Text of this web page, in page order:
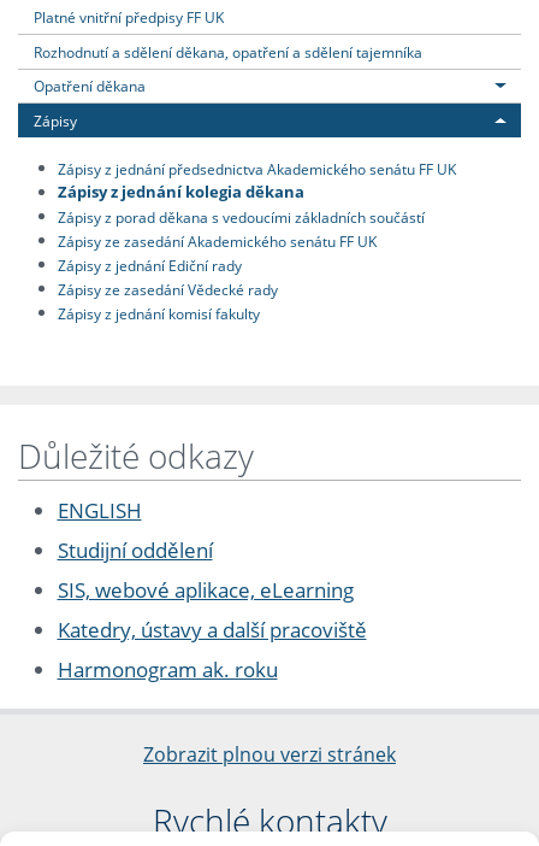
Platné vnitřní předpisy FF UK
Rozhodnutí a sdělení děkana, opatření a sdělení tajemníka
Opatření děkana
Zápisy
Zápisy z jednání předsednictva Akademického senátu FF UK
Zápisy z jednání kolegia děkana
Zápisy z porad děkana s vedoucími základních součástí
Zápisy ze zasedání Akademického senátu FF UK
Zápisy z jednání Ediční rady
Zápisy ze zasedání Vědecké rady
Zápisy z jednání komisí fakulty
Důležité odkazy
ENGLISH
Studijní oddělení
SIS, webové aplikace, eLearning
Katedry, ústavy a další pracoviště
Harmonogram ak. roku
Zobrazit plnou verzi stránek
Rychlé kontakty